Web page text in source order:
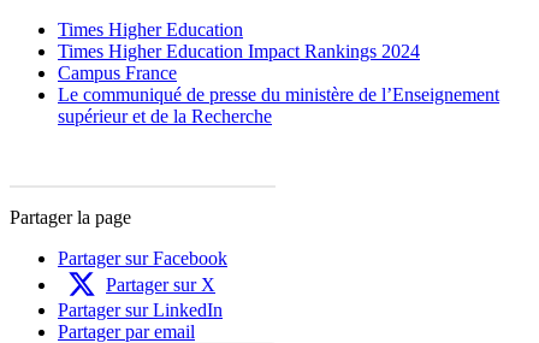
Times Higher Education
Times Higher Education Impact Rankings 2024
Campus France
Le communiqué de presse du ministère de l’Enseignement
supérieur et de la Recherche
Partager la page
Partager sur Facebook
Partager sur X
Partager sur LinkedIn
Partager par email